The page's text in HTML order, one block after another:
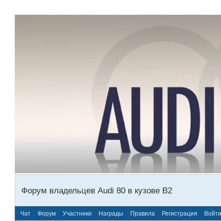
Форум владельцев Audi 80 в кузове В2
Чат Форум Участники Награды Правила Регистрация Войти